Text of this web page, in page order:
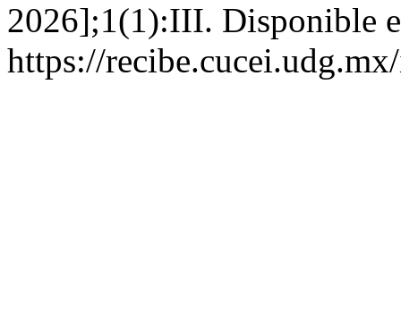
2026];1(1):III. Disponible
https://